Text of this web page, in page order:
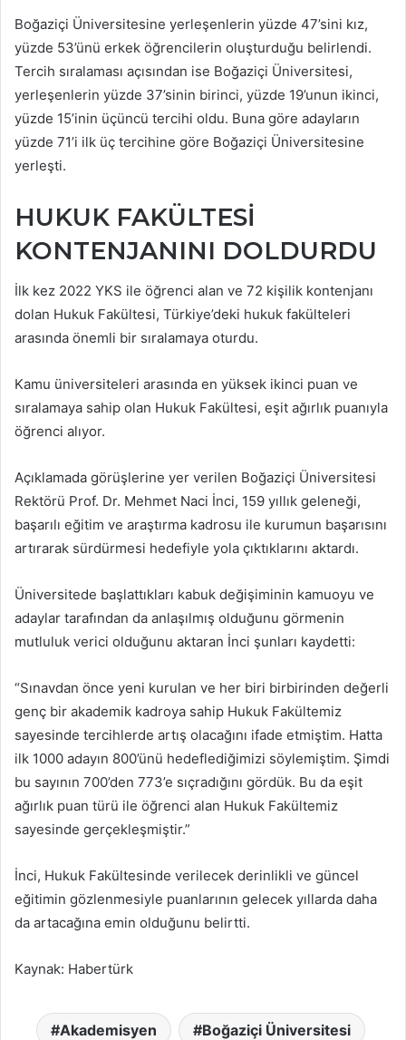
Boğaziçi Üniversitesine yerleşenlerin yüzde 47’sini kız,
yüzde 53’ünü erkek öğrencilerin oluşturduğu belirlendi.
Tercih sıralaması açısından ise Boğaziçi Üniversitesi,
yerleşenlerin yüzde 37’sinin birinci, yüzde 19’unun ikinci,
yüzde 15’inin üçüncü tercihi oldu. Buna göre adayların
yüzde 71’i ilk üç tercihine göre Boğaziçi Üniversitesine
yerleşti.
HUKUK FAKÜLTESİ
KONTENJANINI DOLDURDU
İlk kez 2022 YKS ile öğrenci alan ve 72 kişilik kontenjanı
dolan Hukuk Fakültesi, Türkiye’deki hukuk fakülteleri
arasında önemli bir sıralamaya oturdu.
Kamu üniversiteleri arasında en yüksek ikinci puan ve
sıralamaya sahip olan Hukuk Fakültesi, eşit ağırlık puanıyla
öğrenci alıyor.
Açıklamada görüşlerine yer verilen Boğaziçi Üniversitesi
Rektörü Prof. Dr. Mehmet Naci İnci, 159 yıllık geleneği,
başarılı eğitim ve araştırma kadrosu ile kurumun başarısını
artırarak sürdürmesi hedefiyle yola çıktıklarını aktardı.
Üniversitede başlattıkları kabuk değişiminin kamuoyu ve
adaylar tarafından da anlaşılmış olduğunu görmenin
mutluluk verici olduğunu aktaran İnci şunları kaydetti:
“Sınavdan önce yeni kurulan ve her biri birbirinden değerli
genç bir akademik kadroya sahip Hukuk Fakültemiz
sayesinde tercihlerde artış olacağını ifade etmiştim. Hatta
ilk 1000 adayın 800’ünü hedeflediğimizi söylemiştim. Şimdi
bu sayının 700’den 773’e sıçradığını gördük. Bu da eşit
ağırlık puan türü ile öğrenci alan Hukuk Fakültemiz
sayesinde gerçekleşmiştir.”
İnci, Hukuk Fakültesinde verilecek derinlikli ve güncel
eğitimin gözlenmesiyle puanlarının gelecek yıllarda daha
da artacağına emin olduğunu belirtti.
Kaynak: Habertürk
Akademisyen Boğaziçi Üniversitesi